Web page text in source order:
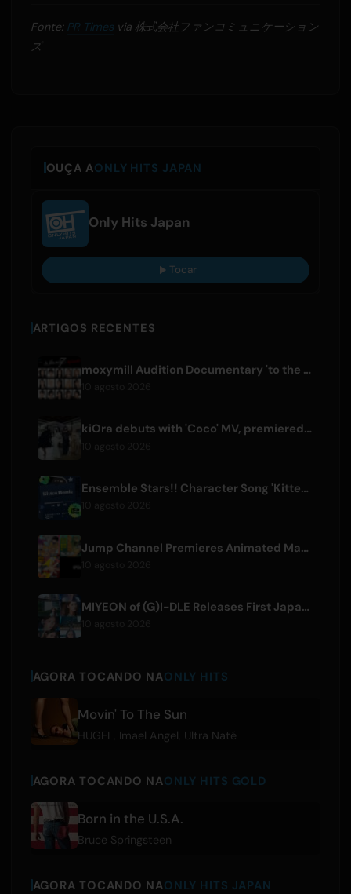
Fonte: PR Timesvia 株式会社ファンコミュニケーション
ズ
OUÇA AONLY HITS JAPAN
Only Hits Japan
Tocar
ARTIGOS RECENTES
moxymill Audition Documentary 'to the nex7' Episode 1 Released
kiOra debuts with 'Coco' MV, premiered at HEAD IN THE CLOUDS LA
Ensemble Stars!! Character Song 'Kitten Homie' by Ritsu Sakuma Releases Worldwide
Jump Channel Premieres Animated Manga for Three New Shonen Jump Series
MIYEON of (G)I-DLE Releases First Japanese Solo Single 'RUN AWAY'
AGORA TOCANDO NAONLY HITS
Movin' To The Sun
HUGEL Imael Angel Ultra Naté
AGORA TOCANDO NAONLY HITS GOLD
Born in the U.S.A.
Bruce Springsteen
AGORA TOCANDO NAONLY HITS JAPAN